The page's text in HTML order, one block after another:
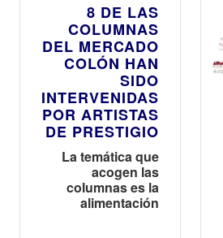
8 DE LAS
COLUMNAS
DEL MERCADO
COLÓN HAN
SIDO
INTERVENIDAS
POR ARTISTAS
DE PRESTIGIO
La temática que
acogen las
columnas es la
alimentación